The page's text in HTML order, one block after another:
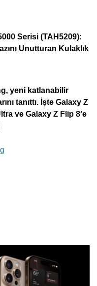
Serisi (TAH5209):
Unutturan Kulaklık
yeni katlanabilir
tanıttı. İşte Galaxy Z
ve Galaxy Z Flip 8’e